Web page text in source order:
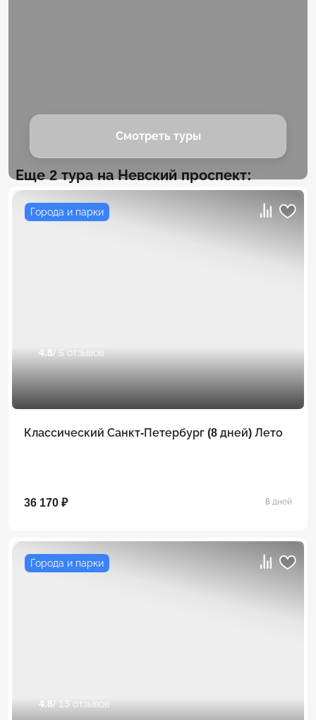
Смотреть туры
Еще 2 тура на Невский проспект:
Города и парки
4.8/ 5 отзывов
Классический Санкт-Петербург (8 дней) Лето
36 170 ₽ 8 дней
Города и парки
4.8/ 13 отзывов